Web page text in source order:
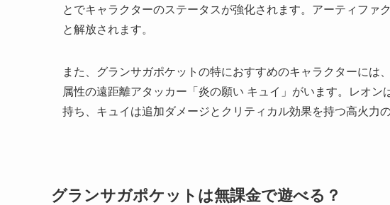
とでキャラクターのステータスが強化されます。アーティファ
と解放されます。
また、グランサガポケットの特におすすめのキャラクターには
属性の遠距離アタッカー「炎の願い キュイ」がいます。レオ
持ち、キュイは追加ダメージとクリティカル効果を持つ高火力
グランサガポケットは無課金で遊べる？